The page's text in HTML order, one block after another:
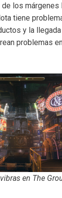
los márgenes
tiene
y la
problemas
en The